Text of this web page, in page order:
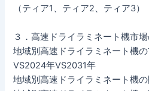
（ティア1、ティア2、ティア3）
３．高速ドライラミネート機市
地域別高速ドライラミネート機
VS2024年VS2031年
地域別高速ドライラミネート機